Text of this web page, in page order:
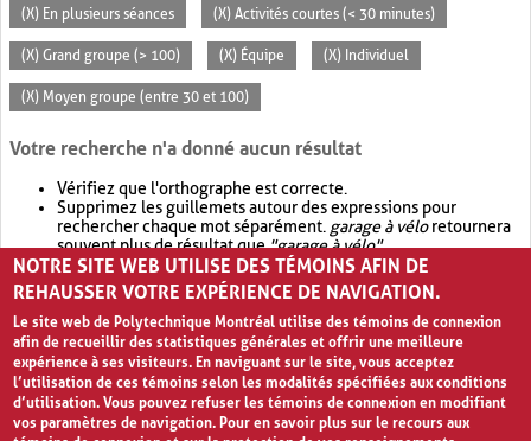
(X) En plusieurs séances (X) Activités courtes (< 30 minutes)
(X) Grand groupe (> 100) (X) Équipe (X) Individuel
(X) Moyen groupe (entre 30 et 100)
Votre recherche n'a donné aucun résultat
Vérifiez que l'orthographe est correcte.
Supprimez les guillemets autour des expressions pour
rechercher chaque mot séparément. garage à véloretournera
souvent plus de résultat que"garage à vélo".
Envisagez d'élargir votre recherche avec OR.garage OR vélo
retournera souvent plus de résultat quegarage à vélo
NOTRE SITE WEB UTILISE DES TÉMOINS AFIN DE
REHAUSSER VOTRE EXPÉRIENCE DE NAVIGATION.
Le site web de Polytechnique Montréal utilise des témoins de connexion
afin de recueillir des statistiques générales et offrir une meilleure
expérience à ses visiteurs. En naviguant sur le site, vous acceptez
l’utilisation de ces témoins selon les modalités spécifiées aux conditions
d’utilisation. Vous pouvez refuser les témoins de connexion en modifiant
vos paramètres de navigation. Pour en savoir plus sur le recours aux